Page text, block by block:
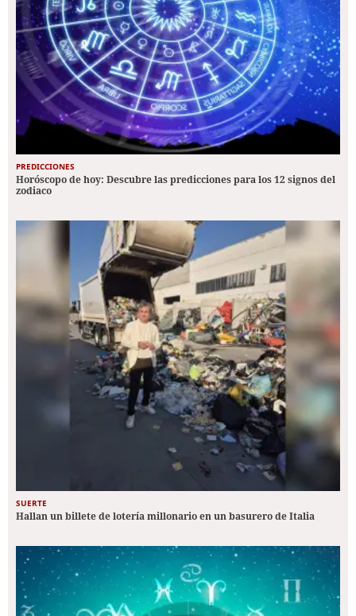
PREDICCIONES
Horóscopo de hoy: Descubre las predicciones para los 12 signos del
zodiaco
SUERTE
Hallan un billete de lotería millonario en un basurero de Italia